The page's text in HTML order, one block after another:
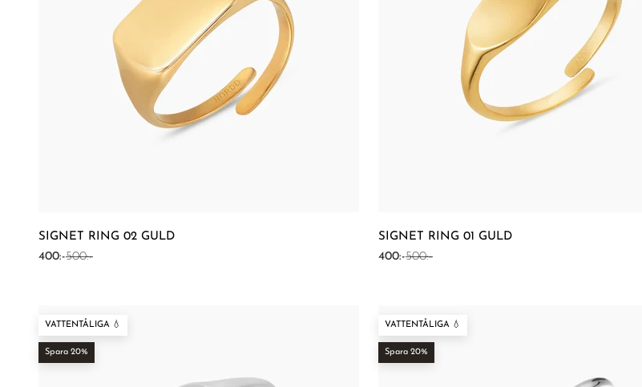
SIGNET RING 02 GULD
REA-pris
400:-Pris
500:-
SIGNET RING 01 GULD
REA-pris
400:-Pris
500:-
VATTENTÅLIGA 💧
Spara 20%
VATTENTÅLIGA 💧
Spara 20%